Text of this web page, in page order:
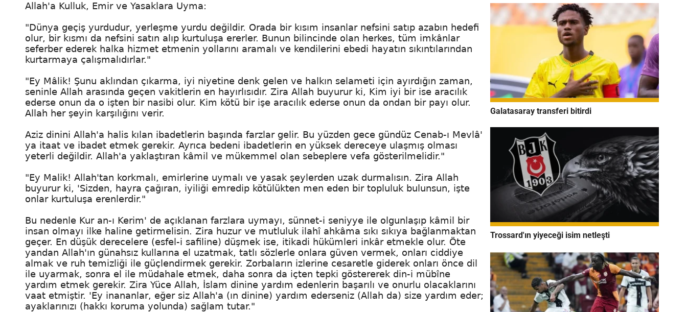
Allah'a Kulluk, Emir ve Yasaklara Uyma:
"Dünya geçiş yurdudur, yerleşme yurdu değildir. Orada bir kısım insanlar nefsini satıp azabın hedefi
olur, bir kısmı da nefsini satın alıp kurtuluşa ererler. Bunun bilincinde olan herkes, tüm imkânlar
seferber ederek halka hizmet etmenin yollarını aramalı ve kendilerini ebedi hayatın sıkıntılarından
kurtarmaya çalışmalıdırlar."
"Ey Mâlik! Şunu aklından çıkarma, iyi niyetine denk gelen ve halkın selameti için ayırdığın zaman,
seninle Allah arasında geçen vakitlerin en hayırlısıdır. Zira Allah buyurur ki, Kim iyi bir ise aracılık
ederse onun da o işten bir nasibi olur. Kim kötü bir işe aracılık ederse onun da ondan bir payı olur.
Allah her şeyin karşılığını verir.
Aziz dinini Allah'a halis kılan ibadetlerin başında farzlar gelir. Bu yüzden gece gündüz Cenab-ı Mevlâ'
ya itaat ve ibadet etmek gerekir. Ayrıca bedeni ibadetlerin en yüksek dereceye ulaşmış olması
yeterli değildir. Allah'a yaklaştıran kâmil ve mükemmel olan sebeplere vefa gösterilmelidir."
"Ey Malik! Allah'tan korkmalı, emirlerine uymalı ve yasak şeylerden uzak durmalısın. Zira Allah
buyurur ki, 'Sizden, hayra çağıran, iyiliği emredip kötülükten men eden bir topluluk bulunsun, işte
onlar kurtuluşa erenlerdir."
Bu nedenle Kur an-ı Kerim' de açıklanan farzlara uymayı, sünnet-i seniyye ile olgunlaşıp kâmil bir
insan olmayı ilke haline getirmelisin. Zira huzur ve mutluluk ilahî ahkâma sıkı sıkıya bağlanmaktan
geçer. En düşük derecelere (esfel-i safiline) düşmek ise, itikadi hükümleri inkâr etmekle olur. Öte
yandan Allah'ın günahsız kullarına el uzatmak, tatlı sözlerle onlara güven vermek, onları ciddiye
almak ve ruh temizliği ile güçlendirmek gerekir. Zorbaların izlerine cesaretle giderek onları önce dil
ile uyarmak, sonra el ile müdahale etmek, daha sonra da içten tepki göstererek din-i mübîne
yardım etmek gerekir. Zira Yüce Allah, İslam dinine yardım edenlerin başarılı ve onurlu olacaklarını
vaat etmiştir. 'Ey inananlar, eğer siz Allah'a (ın dinine) yardım ederseniz (Allah da) size yardım eder;
ayaklarınızı (hakkı koruma yolunda) sağlam tutar."
Galatasaray transferi bitirdi
Trossard'ın yiyeceği isim netleşti